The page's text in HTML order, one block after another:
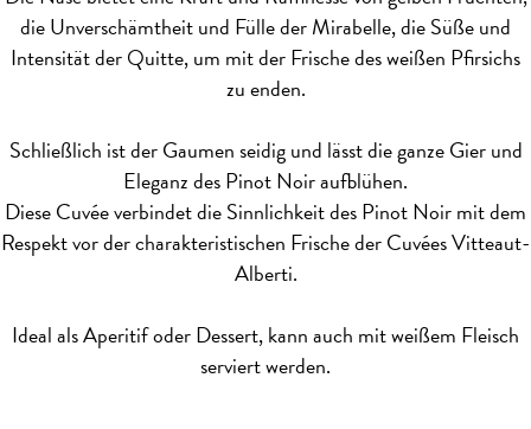
die Unverschämtheit und Fülle der Mirabelle, die Süße und
Intensität der Quitte, um mit der Frische des weißen Pfirsichs
zu enden.
Schließlich ist der Gaumen seidig und lässt die ganze Gier und
Eleganz des Pinot Noir aufblühen.
Diese Cuvée verbindet die Sinnlichkeit des Pinot Noir mit dem
Respekt vor der charakteristischen Frische der Cuvées Vitteaut-
Alberti.
Ideal als Aperitif oder Dessert, kann auch mit weißem Fleisch
serviert werden.